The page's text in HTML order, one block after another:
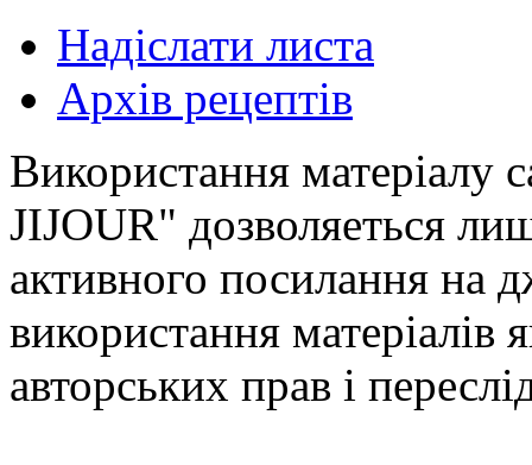
Надіслати листа
Архів рецептів
Використання матеріалу
JIJOUR" дозволяеться
активного посилання на
використання
авторських прав і